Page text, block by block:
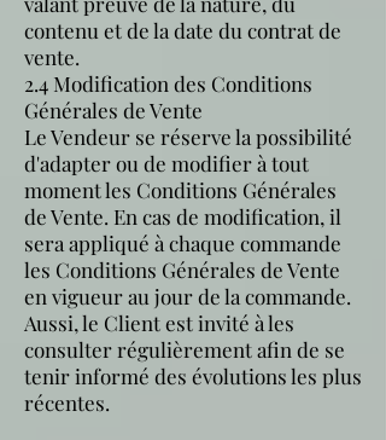
contenu et de la date du contrat de
vente.
2.4 Modification des Conditions
Générales de Vente
Le Vendeur se réserve la possibilité
d'adapter ou de modifier à tout
moment les Conditions Générales
de Vente. En cas de modification, il
sera appliqué à chaque commande
les Conditions Générales de Vente
en vigueur au jour de la commande.
Aussi, le Client est invité à les
consulter régulièrement afin de se
tenir informé des évolutions les plus
récentes.